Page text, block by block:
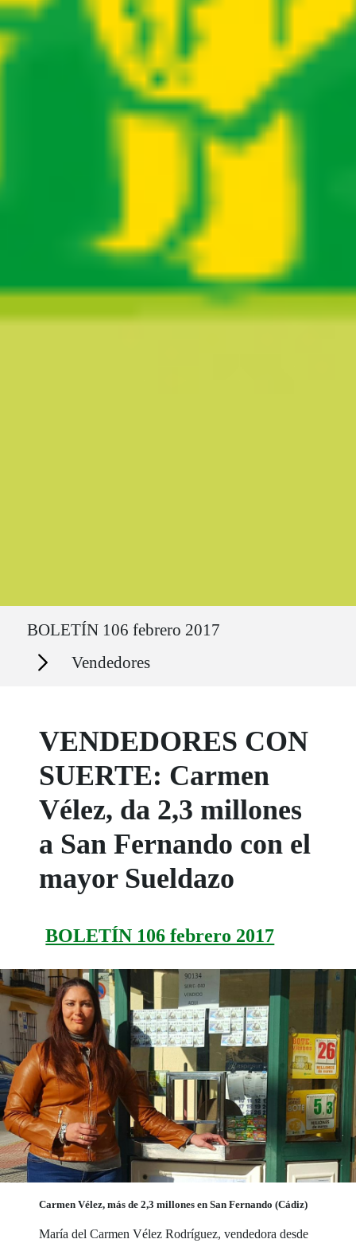
BOLETÍN 106 febrero 2017
Secciones Vendedores
VENDEDORES CON
SUERTE: Carmen
Vélez, da 2,3 millones
a San Fernando con el
mayor Sueldazo
BOLETÍN 106 febrero 2017
Carmen Vélez, más de 2,3 millones en San Fernando (Cádiz)
María del Carmen Vélez Rodríguez, vendedora desde